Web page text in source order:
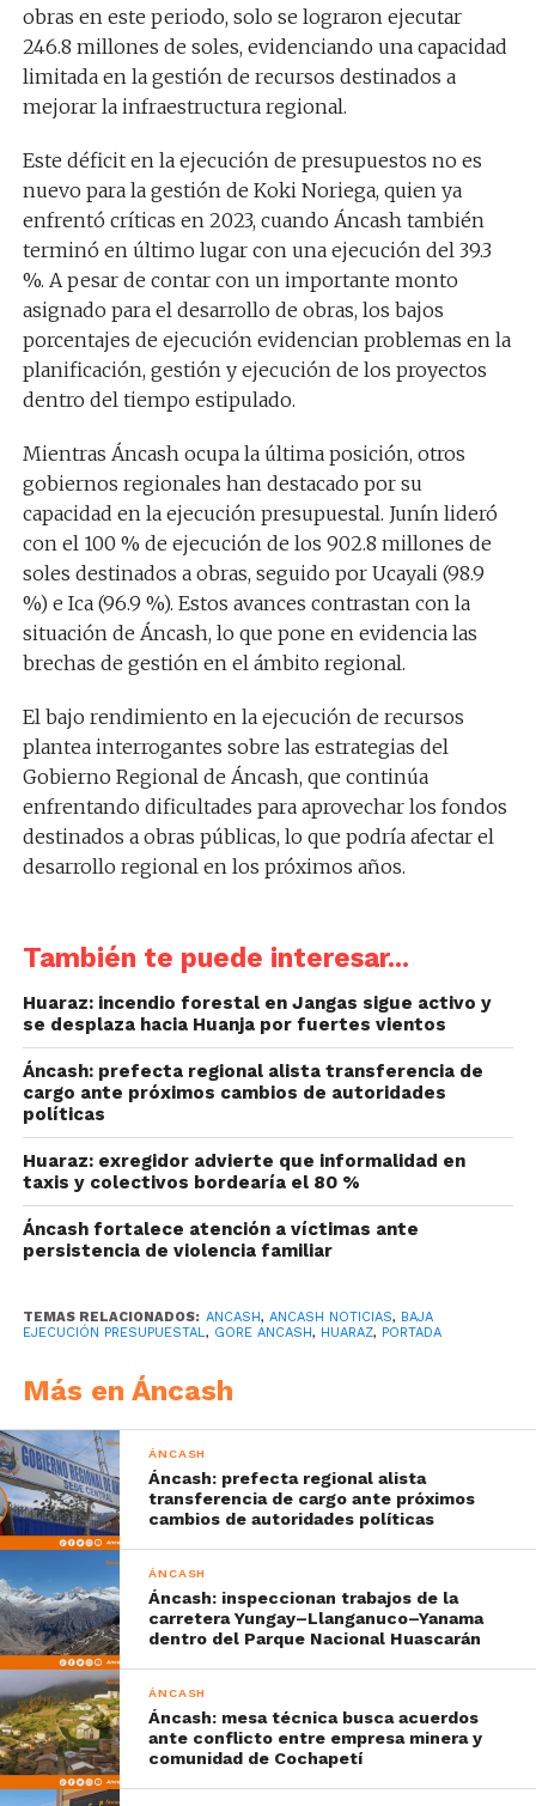
obras en este periodo, solo se lograron ejecutar
246.8 millones de soles, evidenciando una capacidad
limitada en la gestión de recursos destinados a
mejorar la infraestructura regional.
Este déficit en la ejecución de presupuestos no es
nuevo para la gestión de Koki Noriega, quien ya
enfrentó críticas en 2023, cuando Áncash también
terminó en último lugar con una ejecución del 39.3
%. A pesar de contar con un importante monto
asignado para el desarrollo de obras, los bajos
porcentajes de ejecución evidencian problemas en la
planificación, gestión y ejecución de los proyectos
dentro del tiempo estipulado.
Mientras Áncash ocupa la última posición, otros
gobiernos regionales han destacado por su
capacidad en la ejecución presupuestal. Junín lideró
con el 100 % de ejecución de los 902.8 millones de
soles destinados a obras, seguido por Ucayali (98.9
%) e Ica (96.9 %). Estos avances contrastan con la
situación de Áncash, lo que pone en evidencia las
brechas de gestión en el ámbito regional.
El bajo rendimiento en la ejecución de recursos
plantea interrogantes sobre las estrategias del
Gobierno Regional de Áncash, que continúa
enfrentando dificultades para aprovechar los fondos
destinados a obras públicas, lo que podría afectar el
desarrollo regional en los próximos años.
También te puede interesar...
Huaraz: incendio forestal en Jangas sigue activo y
se desplaza hacia Huanja por fuertes vientos
Áncash: prefecta regional alista transferencia de
cargo ante próximos cambios de autoridades
políticas
Huaraz: exregidor advierte que informalidad en
taxis y colectivos bordearía el 80 %
Áncash fortalece atención a víctimas ante
persistencia de violencia familiar
TEMAS RELACIONADOS: ANCASH, ANCASH NOTICIAS, BAJA
EJECUCIÓN PRESUPUESTAL, GORE ANCASH, HUARAZ, PORTADA
Más en Áncash
ÁNCASH
Áncash: prefecta regional alista
transferencia de cargo ante próximos
cambios de autoridades políticas
ÁNCASH
Áncash: inspeccionan trabajos de la
carretera Yungay–Llanganuco–Yanama
dentro del Parque Nacional Huascarán
ÁNCASH
Áncash: mesa técnica busca acuerdos
ante conflicto entre empresa minera y
comunidad de Cochapetí